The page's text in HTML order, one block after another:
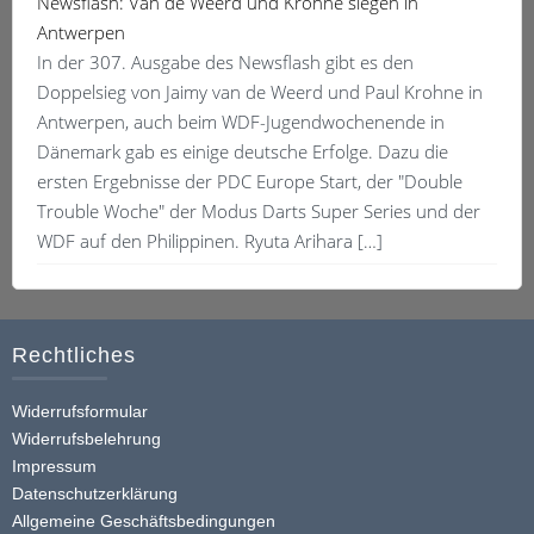
Antwerpen
In der 307. Ausgabe des Newsflash gibt es den
Doppelsieg von Jaimy van de Weerd und Paul Krohne in
Antwerpen, auch beim WDF-Jugendwochenende in
Dänemark gab es einige deutsche Erfolge. Dazu die
ersten Ergebnisse der PDC Europe Start, der "Double
Trouble Woche" der Modus Darts Super Series und der
WDF auf den Philippinen. Ryuta Arihara […]
Rechtliches
Widerrufsformular
Widerrufsbelehrung
Impressum
Datenschutzerklärung
Allgemeine Geschäftsbedingungen